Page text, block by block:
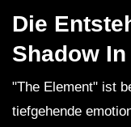
Die
Shadow
"The Element" ist
tiefgehende